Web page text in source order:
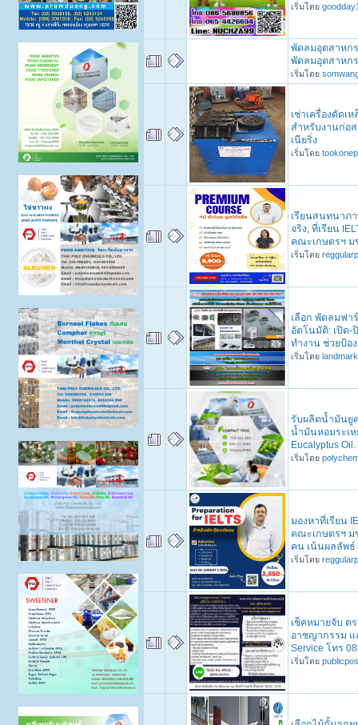
เริ่มโดย
พัดลมอุตสาหก
พัดลมอุตสาหก
เริ่มโดย
เช่าเครื่องดัดเ
สำหรับงานก่อ
เนียริ่ง
เริ่มโดย
เรียนสนทนาภ
จริง, ที่เรียน
คณะเกษตรฯ ม
เริ่มโดย
เลือก พัดลมฟา
อัตโนมัติ: เปิด-
ทำงาน ช่วยป้อ
เริ่มโดย
รับผลิตน้ำมันยู
น้ำมันหอมระเ
Eucalyptus Oil.
เริ่มโดย
มองหาที่เรียน
คณะเกษตรฯ ม
คน เน้นผลลัพธ์
เริ่มโดย
เช็คหมายจับ ต
อาชญากรรม แ
Service โทร
เริ่มโดย